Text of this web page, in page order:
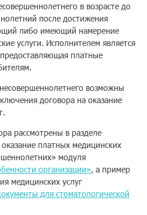
4
в возрасте до
после достижения
либо имеющий намерение
услуги. Исполнителем является
платные
возможны
договора на оказание
рассмотрены в разделе
платных медицинских
модуля
организации», а пример
медицинских услуг
для стоматологической